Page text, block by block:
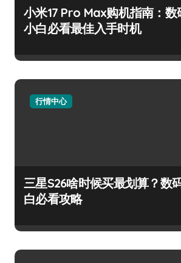
小米17 Pro Max购机指南：数
小白必看最佳入手时机
行情中心
三星S26啥时候买最划算？数
白必看攻略